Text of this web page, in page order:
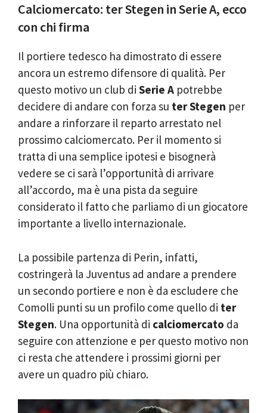
Calciomercato: ter Stegen in Serie A, ecco
con chi firma
Il portiere tedesco ha dimostrato di essere
ancora un estremo difensore di qualità. Per
questo motivo un club di Serie A potrebbe
decidere di andare con forza su ter Stegen per
andare a rinforzare il reparto arrestato nel
prossimo calciomercato. Per il momento si
tratta di una semplice ipotesi e bisognerà
vedere se ci sarà l’opportunità di arrivare
all’accordo, ma è una pista da seguire
considerato il fatto che parliamo di un giocatore
importante a livello internazionale.
La possibile partenza di Perin, infatti,
costringerà la Juventus ad andare a prendere
un secondo portiere e non è da escludere che
Comolli punti su un profilo come quello di ter
Stegen. Una opportunità di calciomercato da
seguire con attenzione e per questo motivo non
ci resta che attendere i prossimi giorni per
avere un quadro più chiaro.